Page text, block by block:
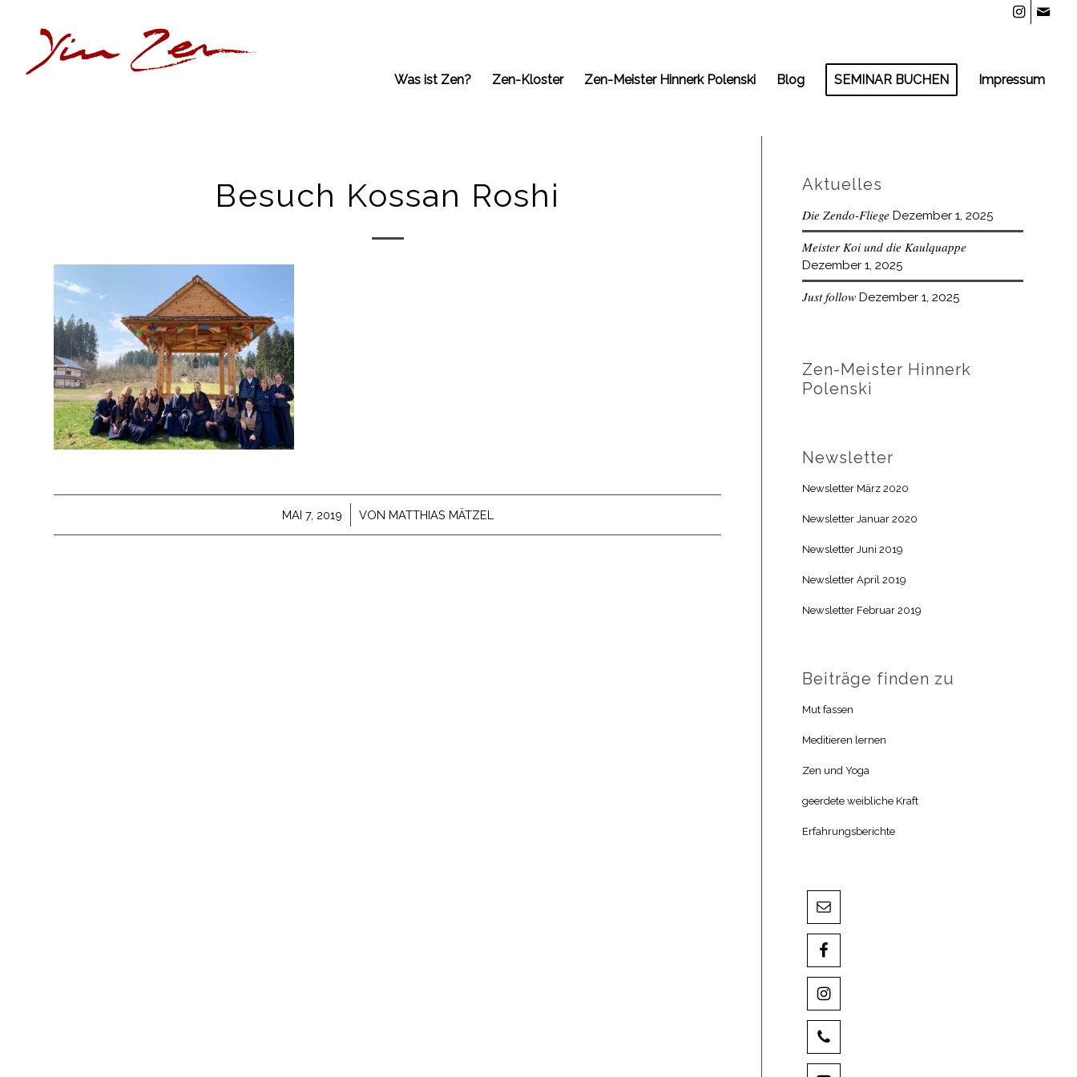
Was ist Zen? Zen-Kloster Zen-Meister Hinnerk Polenski Blog SEMINAR BUCHEN Impressum
Besuch Kossan Roshi
MAI 7, 2019
/ VON MATTHIAS MÄTZEL
Aktuelles
Die Zendo-Fliege Dezember 1, 2025
Meister Koi und die Kaulquappe
Dezember 1, 2025
Just follow Dezember 1, 2025
Zen-Meister Hinnerk
Polenski
Newsletter
Newsletter März 2020
Newsletter Januar 2020
Newsletter Juni 2019
Newsletter April 2019
Newsletter Februar 2019
Beiträge finden zu
Mut fassen
Meditieren lernen
Zen und Yoga
geerdete weibliche Kraft
Erfahrungsberichte